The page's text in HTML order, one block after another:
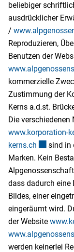
beliebiger
ausdrücklicher
/
Reproduzieren,
Benutzen der
kommerzielle
Zustimmung der
Kerns a.d.st.
Die
www.korporation-
kerns.ch Externer
sind in
Marken. Kein
dass dadurch eine
Bildes, einer
eingeräumt wird.
der Website
werden keinerlei